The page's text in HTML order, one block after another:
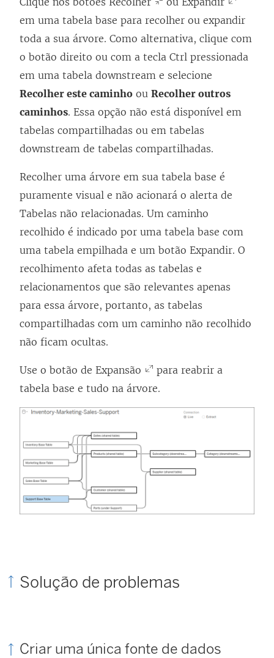
em uma tabela base para recolher ou expandir
toda a sua árvore. Como alternativa, clique com
o botão direito ou com a tecla Ctrl pressionada
em uma tabela downstream e selecione
Recolher este caminho ou Recolher outros
caminhos. Essa opção não está disponível em
tabelas compartilhadas ou em tabelas
downstream de tabelas compartilhadas.
Recolher uma árvore em sua tabela base é
puramente visual e não acionará o alerta de
Tabelas não relacionadas. Um caminho
recolhido é indicado por uma tabela base com
uma tabela empilhada e um botão Expandir. O
recolhimento afeta todas as tabelas e
relacionamentos que são relevantes apenas
para essa árvore, portanto, as tabelas
compartilhadas com um caminho não recolhido
não ficam ocultas.
Use o botão de Expansão
para reabrir a
tabela base e tudo na árvore.
Solução de problemas
Criar uma única fonte de dados